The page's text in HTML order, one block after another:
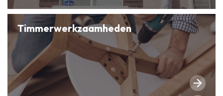
Timmerwerkzaamheden